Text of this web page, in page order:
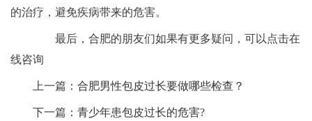
的治疗，避免疾病带来的危害。
最后，合肥的朋友们如果有更多疑问，可以点击在
线咨询
上一篇： 合肥男性包皮过长要做哪些检查？
下一篇： 青少年患包皮过长的危害?